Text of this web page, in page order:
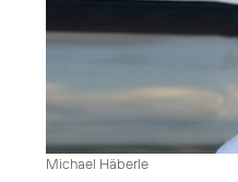
Michael Häberle